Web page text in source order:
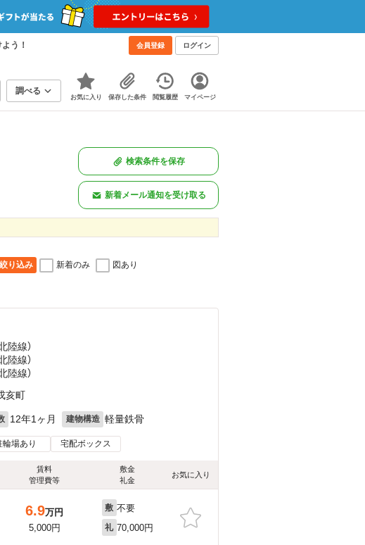
う！ 会員登録 ログイン
調べる
お気に入り 保存した条件 閲覧履歴 マイページ
検索条件を保存
新着メール通知を受け取る
絞り込み 新着のみ 図あり
陸線）
陸線）
陸線）
亥町
12年1ヶ月 建物構造 軽量鉄骨
輪場あり 宅配ボックス
賃料
管理費等
敷金
礼金
お気に入り
6.9万円
5,000円
敷 不要
礼 70,000円